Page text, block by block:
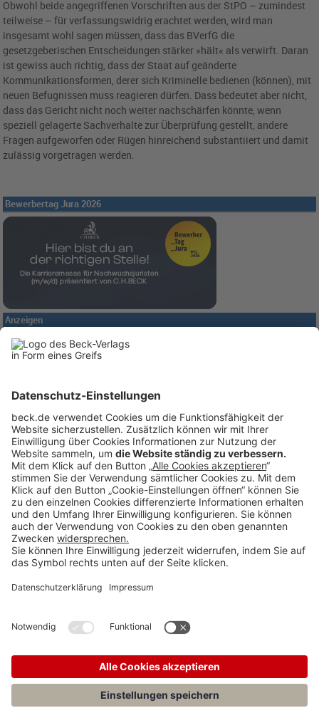
Obwohl beide angegriffenen Vorschriften aus der StPO – zumindest
teilweise – für verfassungswidrig erachtet werden, wird man
insgesamt wohl sagen müssen, dass das BVerfG die
gesetzgeberischen Entscheidungen stärker »hält« als verwirft. Daran
ist gewiss auch richtig, dass der Staat auf geänderte
Kommunikationsformen, derer sich Kriminelle bedienen (können), mit
neuen Befugnissen muss reagieren dürfen. Dass bedeutet aber nicht,
dass das Gericht nicht noch weiter nachschärfen könnte, wenn
speziell gelagerte Sachverhalte zur Überprüfung gestellt, andere
Fragen aufgeworfen oder Rügen hinreichend substantiiert und damit
zulässig vorgetragen werden.
Bewerbertag Jura 2026
Anzeigen
BECK Stellenmarkt
Teilen: